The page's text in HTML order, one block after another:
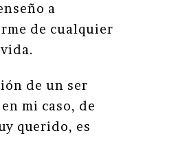
a
de cualquier
de un ser
mi caso, de
querido, es